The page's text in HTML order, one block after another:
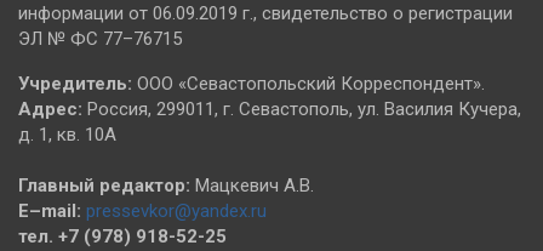
информации от 06.09.2019 г., свидетельство о регистрации
ЭЛ № ФС 77–76715
Учредитель: ООО «Севастопольский Корреспондент».
Адрес: Россия, 299011, г. Севастополь, ул. Василия Кучера,
д. 1, кв. 10А
Главный редактор: Мацкевич А.В.
E–mail: pressevkor@yandex.ru
тел. +7 (978) 918-52-25